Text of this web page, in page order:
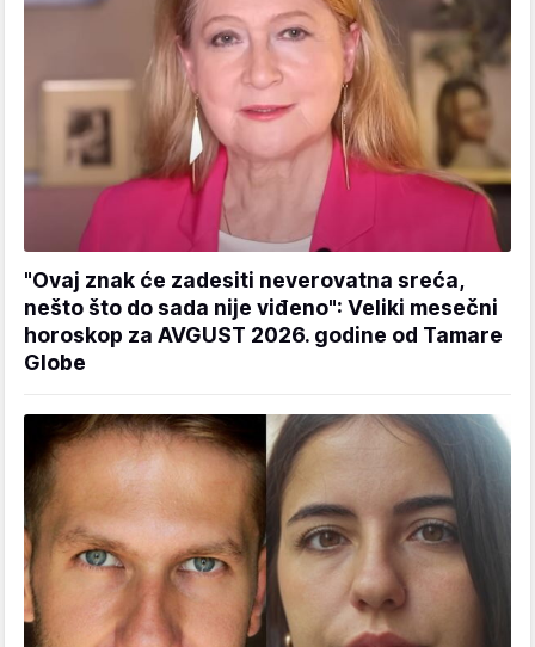
"Ovaj znak će zadesiti neverovatna sreća,
nešto što do sada nije viđeno": Veliki mesečni
horoskop za AVGUST 2026. godine od Tamare
Globe